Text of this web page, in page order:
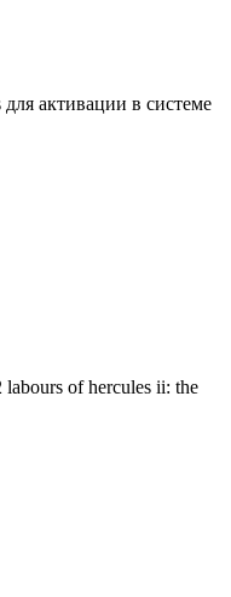
активации в системе
of hercules ii: the